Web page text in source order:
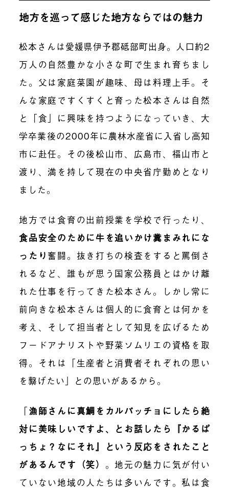
地方を巡って感じた地方ならではの魅力
松本さんは愛媛県伊予郡砥部町出身。人口約2
万人の自然豊かな小さな町で生まれ育ちまし
た。父は家庭菜園が趣味、母は料理上手。そ
んな家庭ですくすくと育った松本さんは自然
と「食」に興味を持つようになっていき、大
学卒業後の2000年に農林水産省に入省し高知
市に赴任。その後松山市、広島市、福山市と
渡り、満を持して現在の中央省庁勤めとなり
ました。
地方では食育の出前授業を学校で行ったり、
食品安全のために牛を追いかけ糞まみれにな
ったり 奮闘。抜き打ちの検査をすると罵倒さ
れるなど、誰もが思う国家公務員とはかけ離
れた仕事を行ってきた松本さん。しかし常に
前向きな松本さんは個人的に食育とは何かを
考え、そして担当者として知見を広げるため
フードアナリストや野菜ソムリエの資格を取
得。それは「生産者と消費者それぞれの思い
を繋げたい」との思いがあるから。
「漁師さんに真鯛をカルパッチョにしたら絶
対に美味しいですよ、とお話したら『かるぱ
っちょ？なにそれ』という反応をされたこと
があるんです（笑） 。地元の魅力に気が付い
ていない地域の人たちは多いんです。私は食